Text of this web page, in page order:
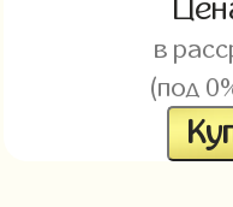
в
(под